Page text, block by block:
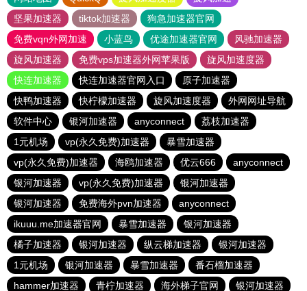
坚果加速器
tiktok加速器
狗急加速器官网
免费vqn外网加速
小蓝鸟 优途加速器官网
风驰加速器
旋风加速器
免费vps加速器外网苹果版
旋风加速度器
快连加速器
快连加速器官网入口
原子加速器
快鸭加速器
快柠檬加速器 旋风加速度器
外网网址导航
软件中心
银河加速器 anyconnect
荔枝加速器
1元机场
vp(永久免费)加速器
暴雪加速器
vp(永久免费)加速器
海鸥加速器 优云666
anyconnect
银河加速器
vp(永久免费)加速器
银河加速器
银河加速器
免费海外pvn加速器
anyconnect
ikuuu.me加速器官网
暴雪加速器
银河加速器
橘子加速器
银河加速器 纵云梯加速器
银河加速器
1元机场
银河加速器 暴雪加速器
番石榴加速器
hammer加速器
青柠加速器 海外梯子官网 银河加速器